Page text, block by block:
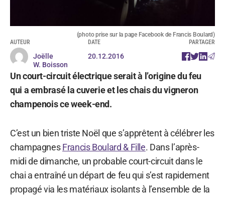
(photo prise sur la page Facebook de Francis Boulard)
AUTEUR
Joëlle
W. Boisson
DATE
20.12.2016
PARTAGER
Un court-circuit électrique serait à l’origine du feu
qui a embrasé la cuverie et les chais du vigneron
champenois ce week-end.
C’est un bien triste Noël que s’apprêtent à célébrer les
champagnesFrancis Boulard & Fille. Dans l’après-
midi de dimanche, un probable court-circuit dans le
chai a entraîné un départ de feu qui s’est rapidement
propagé via les matériaux isolants à l’ensemble de la